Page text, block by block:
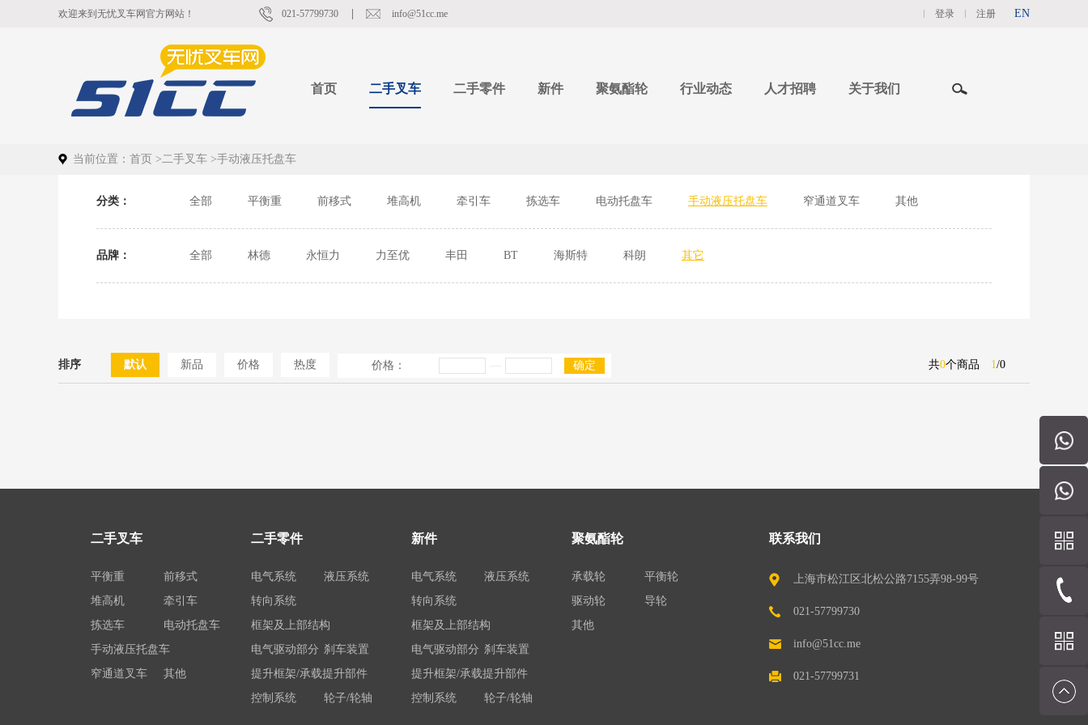
欢迎来到无忧叉车网官方网站！ 021-57799730 info@51cc.me 登录 注册 EN
首页 二手叉车 二手零件 新件 聚氨酯轮 行业动态 人才招聘 关于我们
当前位置： 首页 >二手叉车 >手动液压托盘车
分类： 全部 平衡重 前移式 堆高机 牵引车 拣选车 电动托盘车 手动液压托盘车 窄通道叉车 其他
品牌： 全部 林德 永恒力 力至优 丰田 BT 海斯特 科朗 其它
排序 默认 新品 价格 热度 价格： 确定 共0个商品 1/0
二手叉车
平衡重
前移式
堆高机
牵引车
拣选车
电动托盘车
手动液压托盘车
窄通道叉车
其他
二手零件
电气系统
液压系统
转向系统
框架及上部结构
电气驱动部分 刹车装置
提升框架/承载提升部件
控制系统
轮子/轮轴
新件
电气系统
液压系统
转向系统
框架及上部结构
电气驱动部分 刹车装置
提升框架/承载提升部件
控制系统
轮子/轮轴
聚氨酯轮
承载轮
平衡轮
驱动轮
导轮
其他
联系我们
上海市松江区北松公路7155弄98-99号
（201611）
021-57799730
info@51cc.me
021-57799731